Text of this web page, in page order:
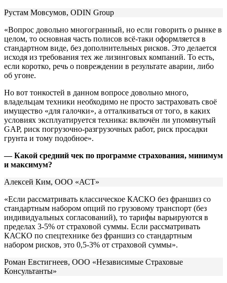
Рустам Мовсумов, ODIN Group
«Вопрос довольно многогранный, но если говорить о рынке в
целом, то основная часть полисов всё-таки оформляется в
стандартном виде, без дополнительных рисков. Это делается
исходя из требования тех же лизинговых компаний. То есть,
если коротко, речь о повреждении в результате аварии, либо
об угоне.
Но вот тонкостей в данном вопросе довольно много,
владельцам техники необходимо не просто застраховать своё
имущество «для галочки», а отталкиваться от того, в каких
условиях эксплуатируется техника: включён ли упомянутый
GAP, риск погрузочно-разгрузочных работ, риск просадки
грунта и тому подобное».
— Какой средний чек по программе страхования, минимум
и максимум?
Алексей Ким, ООО «АСТ»
«Если рассматривать классическое КАСКО без франшиз со
стандартным набором опций по грузовому транспорт (без
индивидуальных согласований), то тарифы варьируются в
пределах 3-5% от страховой суммы. Если рассматривать
КАСКО по спецтехнике без франшиз со стандартным
набором рисков, это 0,5-3% от страховой суммы».
Роман Евстигнеев, ООО «Независимые Страховые
Консультанты»